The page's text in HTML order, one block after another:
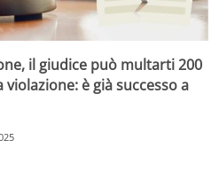
il giudice può multarti 200
è già successo a